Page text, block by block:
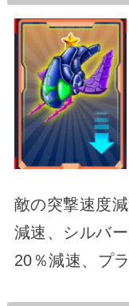
敵の突撃速度
減速、シルバ
20％減速、プ